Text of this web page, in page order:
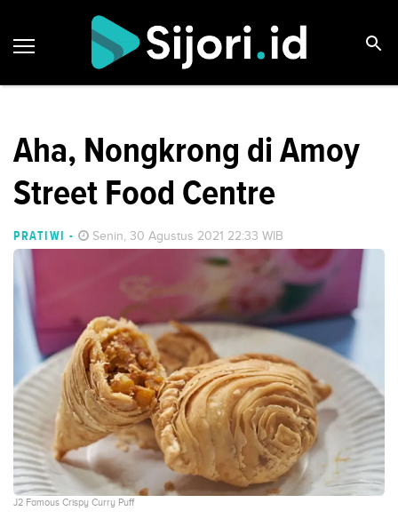
Aha, Nongkrong di Amoy
Street Food Centre
PRATIWI - Senin, 30 Agustus 2021 22:33 WIB
J2 Famous Crispy Curry Puff